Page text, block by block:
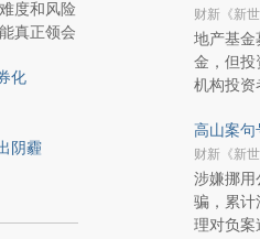
度和风险
真正领会
化
阴霾
财新《新
地产基金
金，但投
机构投资
高山案句
财新《新
涉嫌挪用
骗，累计
理对负案